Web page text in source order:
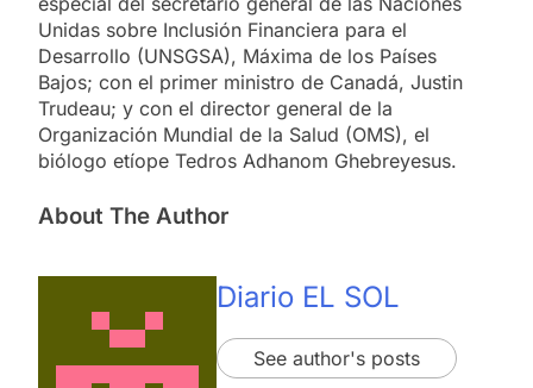
Unidas sobre Inclusión Financiera para el
Desarrollo (UNSGSA), Máxima de los Países
Bajos; con el primer ministro de Canadá, Justin
Trudeau; y con el director general de la
Organización Mundial de la Salud (OMS), el
biólogo etíope Tedros Adhanom Ghebreyesus.
About The Author
Diario EL SOL
See author's posts